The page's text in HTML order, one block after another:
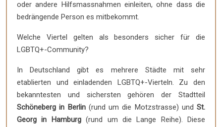
oder andere Hilfsmassnahmen einleiten, ohne dass die
bedrängende Person es mitbekommt.
Welche Viertel gelten als besonders sicher für die
LGBTQ+-Community?
In Deutschland gibt es mehrere Städte mit sehr
etablierten und einladenden LGBTQ+-Vierteln. Zu den
bekanntesten und sichersten gehören der Stadtteil
Schöneberg in Berlin(rund um die Motzstrasse) und St.
Georg in Hamburg(rund um die Lange Reihe). Diese